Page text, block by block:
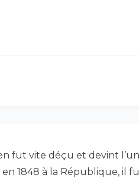
fut vite déçu et devint
1848 à la République, il